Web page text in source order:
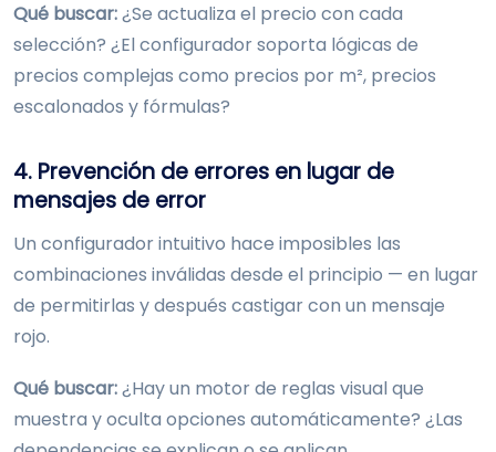
Qué buscar:¿Se actualiza el precio con cada
selección? ¿El configurador soporta lógicas de
precios complejas como precios por m², precios
escalonados y fórmulas?
4. Prevención de errores en lugar de
mensajes de error
Un configurador intuitivo hace imposibles las
combinaciones inválidas desde el principio — en lugar
de permitirlas y después castigar con un mensaje
rojo.
Qué buscar:¿Hay un motor de reglas visual que
muestra y oculta opciones automáticamente? ¿Las